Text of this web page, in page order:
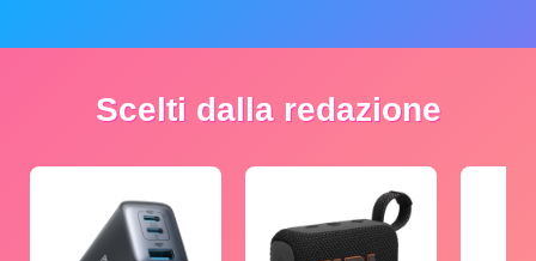
Scelti dalla redazione